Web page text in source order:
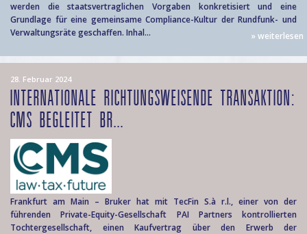
werden die staatsvertraglichen Vorgaben konkretisiert und eine
Grundlage für eine gemeinsame Compliance-Kultur der Rundfunk- und
Verwaltungsräte geschaffen. Inhal...
» weiterlesen
28. Februar 2024
INTERNATIONALE RICHTUNGSWEISENDE TRANSAKTION:
CMS BEGLEITET BR...
Frankfurt am Main – Bruker hat mit TecFin S.à r.l., einer von der
führenden Private-Equity-Gesellschaft PAI Partners kontrollierten
Tochtergesellschaft, einen Kaufvertrag über den Erwerb der